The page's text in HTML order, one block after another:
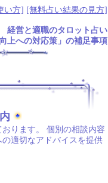
い方] [無料占い結果の見方]
経営と適職のタロット占い
向上への対応策」の補足事項
ります。 個別の相談内容
適切なアドバイスを提供